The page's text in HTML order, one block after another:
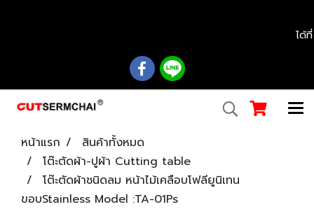
ได้
หน้าแรก
สินค้าทั้งหมด
โต๊ะตัดผ้า-ปูผ้า Cutting table
โต๊ะตัดผ้าชนิดลม หน้าไม้เคลือบโฟลียูนิเทน
ขอบStainless Model :TA-01Ps